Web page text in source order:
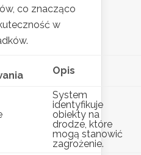
co znacząco
w
Opis
System
identyfikuje
obiekty na
drodze, które
mogą stanowić
zagrożenie.